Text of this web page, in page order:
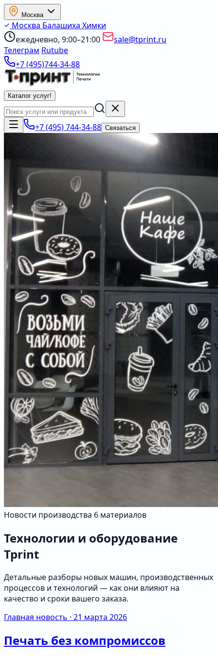
Москва
Москва Балашиха Химки
ежедневно, 9:00–21:00
sale@tprint.ru
Телеграм Rutube
+7 (495)744-34-88
Каталог услуг!
+7 (495) 744-34-88 Связаться
Новости производства 6 материалов
Технологии и оборудование
Tprint
Детальные разборы новых машин, производственных
процессов и технологий — как они влияют на
качество и сроки вашего заказа.
Главная новость · 21 марта 2026
Печать без компромиссов